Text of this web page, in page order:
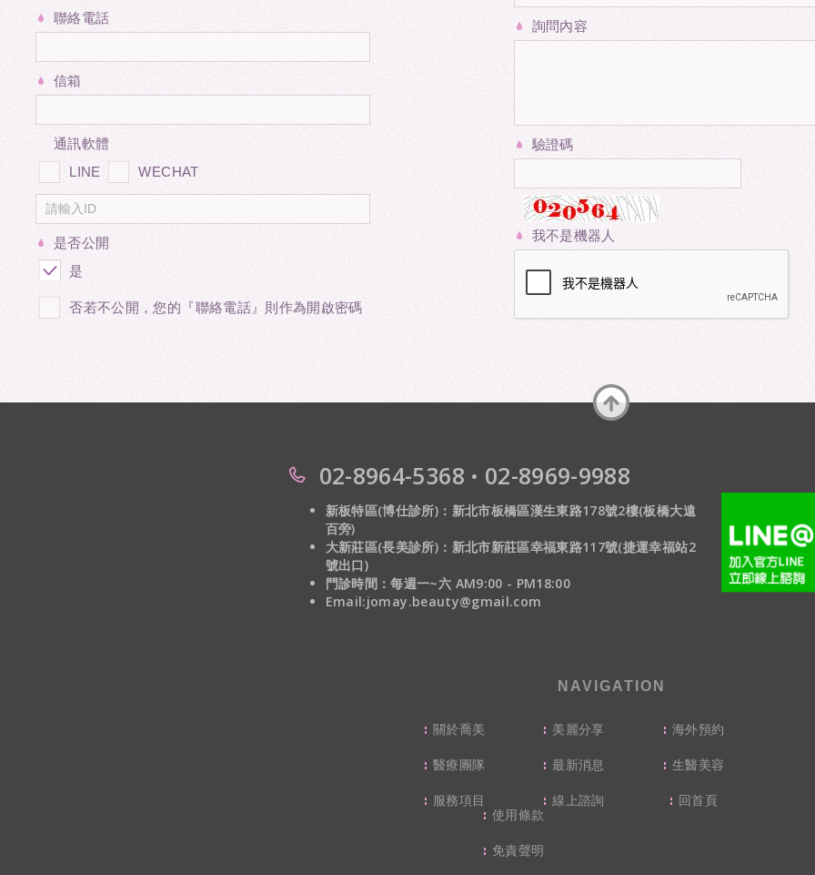
聯絡電話
信箱
通訊軟體
LINE
WECHAT
是否公開
是
否若不公開，您的『聯絡電話』則作為開啟密碼
詢問內容
驗證碼
我不是機器人
02-8964-5368 · 02-8969-9988
新板特區(博仕診所)：新北市板橋區漢生東路178號2樓(板橋大遠
百旁)
大新莊區(長美診所)： 新北市新莊區幸福東路117號(捷運幸福站2
號出口)
門診時間：每週一~六 AM9:00 - PM18:00
Email:jomay.beauty@gmail.com
NAVIGATION
關於喬美
醫療團隊
服務項目
美麗分享
最新消息
線上諮詢
海外預約
生醫美容
回首頁
使用條款
免責聲明